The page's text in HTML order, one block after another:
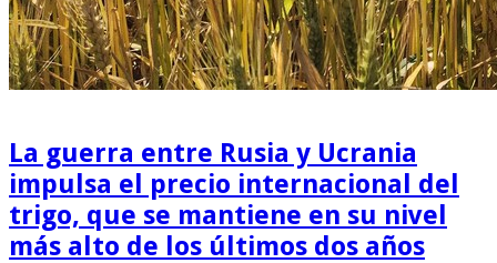
La guerra entre Rusia y Ucrania
impulsa el precio internacional del
trigo, que se mantiene en su nivel
más alto de los últimos dos años